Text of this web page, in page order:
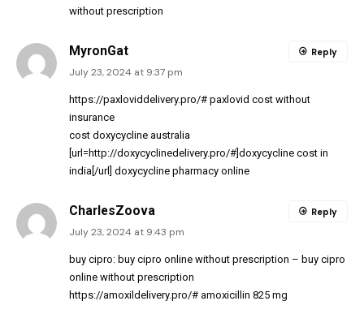
without prescription
MyronGat
July 23, 2024 at 9:37 pm
https://paxloviddelivery.pro/# paxlovid cost without
insurance
cost doxycycline australia
[url=http://doxycyclinedelivery.pro/#]doxycycline cost in
india[/url] doxycycline pharmacy online
Reply
CharlesZoova
July 23, 2024 at 9:43 pm
buy cipro: buy cipro online without prescription – buy cipro
online without prescription
https://amoxildelivery.pro/# amoxicillin 825 mg
Reply